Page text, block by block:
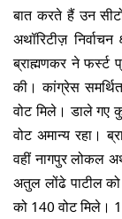
बात करते हैं उन
अथॉरिटीज़
ब्राह्मणकर ने
की। कांग्रेस
वोट मिले। डाले गए
वोट अमान्य रहा।
वहीं नागपुर लोकल
अतुल लोंढे पाटील
को 140 वोट मिले।